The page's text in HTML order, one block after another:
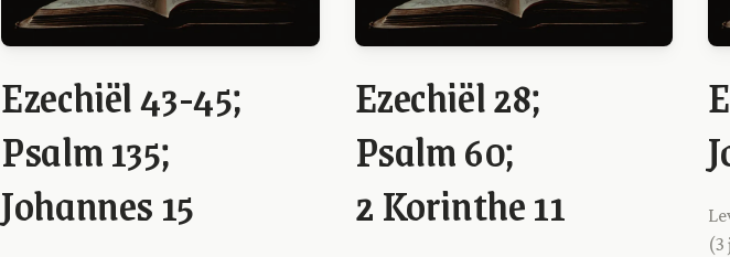
Ezechiël 43-45;
Psalm 135;
Johannes 15
Ezechiël 28;
Psalm 60;
2 Korinthe 11
(3